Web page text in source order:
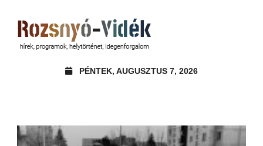
PÉNTEK, AUGUSZTUS 7, 2026